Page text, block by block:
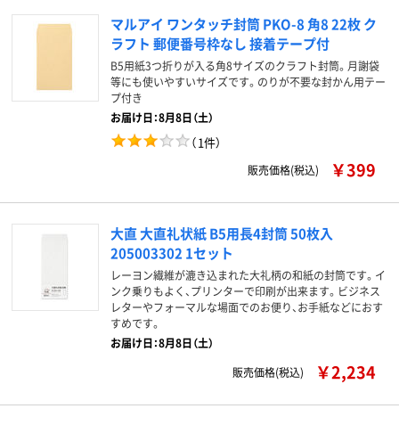
マルアイ ワンタッチ封筒 PKO-8 角8 22枚 ク
ラフト 郵便番号枠なし 接着テープ付
B5用紙3つ折りが入る角8サイズのクラフト封筒。月謝袋
等にも使いやすいサイズです。のりが不要な封かん用テー
プ付き
お届け日：8月8日（土）
（1件）
販売価格(税込) ￥399
大直 大直礼状紙 B5用長4封筒 50枚入
205003302 1セット
レーヨン繊維が漉き込まれた大礼柄の和紙の封筒です。イ
ンク乗りもよく、プリンターで印刷が出来ます。ビジネス
レターやフォーマルな場面でのお便り、お手紙などにおす
すめです。
お届け日：8月8日（土）
販売価格(税込)
￥2,234